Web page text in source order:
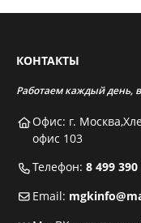
КОНТАКТЫ
Работаем каждый день,
Офис: г.
офис 103
Телефон: 8 499 390
Email: